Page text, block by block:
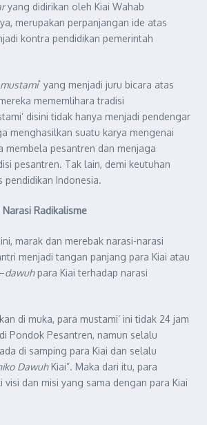
yang didirikan oleh Kiai Wahab
merupakan perpanjangan ide atas
kontra pendidikan pemerintah
mustami` yang menjadi juru bicara atas
mememlihara tradisi
disini tidak hanya menjadi pendengar
menghasilkan suatu karya mengenai
membela pesantren dan menjaga
pesantren. Tak lain, demi keutuhan
pendidikan Indonesia.
Radikalisme
marak dan merebak narasi-narasi
menjadi tangan panjang para Kiai atau
dawuhpara Kiai terhadap narasi
di muka, para mustami’ ini tidak 24 jam
Pondok Pesantren, namun selalu
di samping para Kiai dan selalu
DawuhKiai”. Maka dari itu, para
visi dan misi yang sama dengan para Kiai